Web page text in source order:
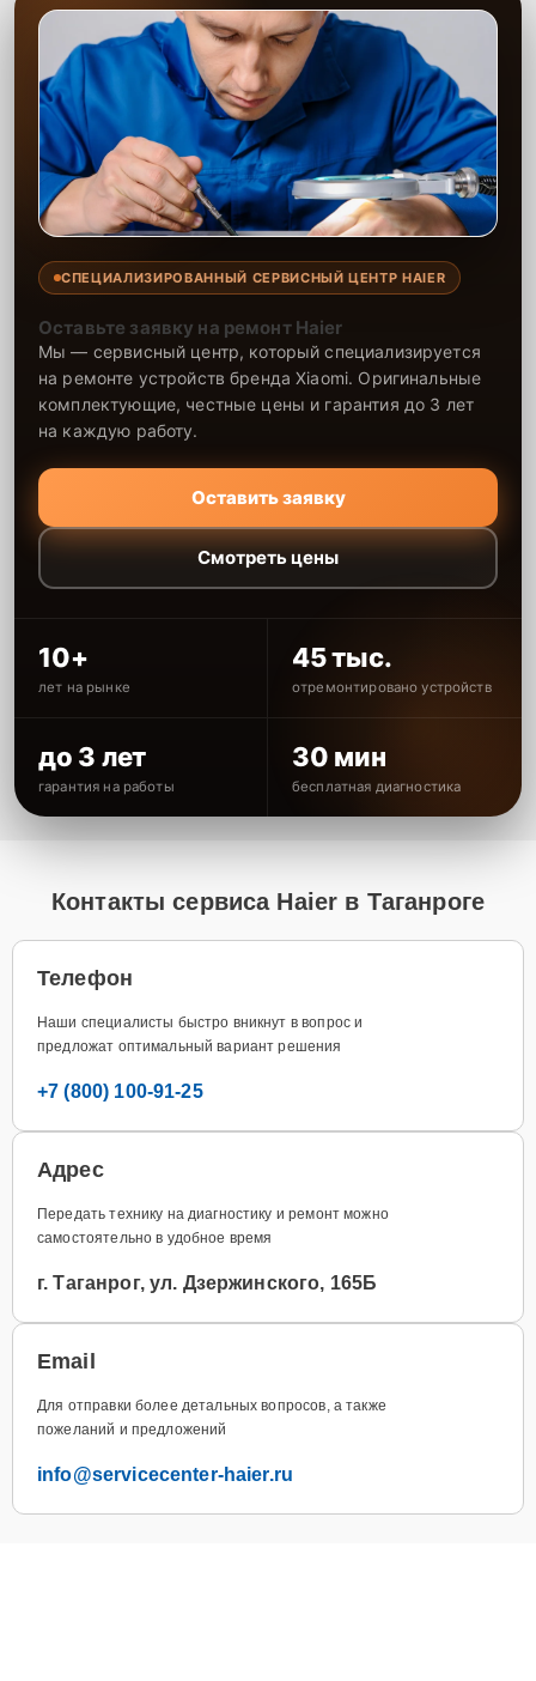
СПЕЦИАЛИЗИРОВАННЫЙ СЕРВИСНЫЙ ЦЕНТР HAIER
Оставьте заявку на ремонт Haier
Мы — сервисный центр, который специализируется
на ремонте устройств бренда Xiaomi. Оригинальные
комплектующие, честные цены и гарантия до 3 лет
на каждую работу.
Оставить заявку
Смотреть цены
10+
лет на рынке
45 тыс.
отремонтировано устройств
до 3 лет
гарантия на работы
30 мин
бесплатная диагностика
Контакты сервиса Haier в Таганроге
Телефон
Наши специалисты быстро вникнут в вопрос и
предложат оптимальный вариант решения
+7 (800) 100-91-25
Адрес
Передать технику на диагностику и ремонт можно
самостоятельно в удобное время
г. Таганрог, ул. Дзержинского, 165Б
Email
Для отправки более детальных вопросов, а также
пожеланий и предложений
info@servicecenter-haier.ru